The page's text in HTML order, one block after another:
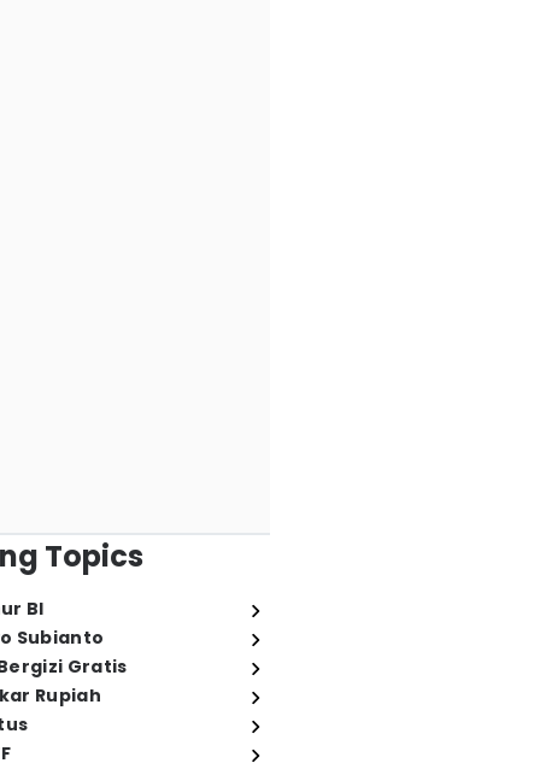
Topics
BI
Subianto
Gratis
Rupiah